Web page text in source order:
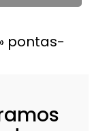
pontas-